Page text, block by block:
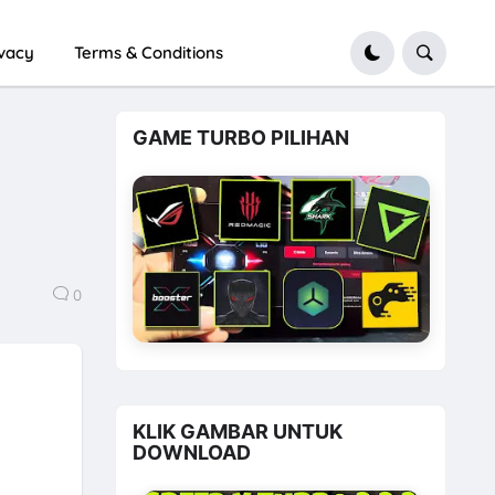
Terms & Conditions
0
GAME TURBO PILIHAN
KLIK GAMBAR UNTUK
DOWNLOAD